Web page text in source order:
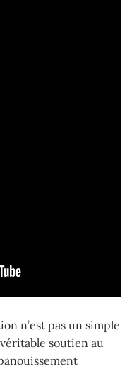
n’est pas un simple
soutien au